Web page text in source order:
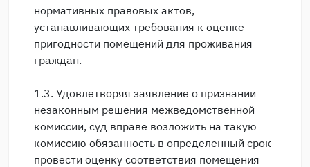
нормативных правовых актов,
устанавливающих требования к оценке
пригодности помещений для проживания
граждан.
1.3. Удовлетворяя заявление о признании
незаконным решения межведомственной
комиссии, суд вправе возложить на такую
комиссию обязанность в определенный срок
провести оценку соответствия помещения